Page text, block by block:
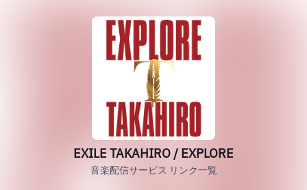
EXILE TAKAHIRO / EXPLORE
音楽配信サービス リンク一覧